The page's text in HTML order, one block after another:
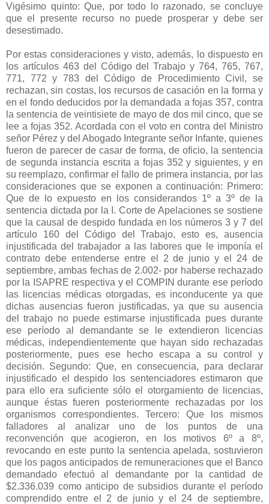
Vigésimo quinto: Que, por todo lo razonado, se concluye
que el presente recurso no puede prosperar y debe ser
desestimado.
Por estas consideraciones y visto, además, lo dispuesto en
los artículos 463 del Código del Trabajo y 764, 765, 767,
771, 772 y 783 del Código de Procedimiento Civil, se
rechazan, sin costas, los recursos de casación en la forma y
en el fondo deducidos por la demandada a fojas 357, contra
la sentencia de veintisiete de mayo de dos mil cinco, que se
lee a fojas 352. Acordada con el voto en contra del Ministro
señor Pérez y del Abogado Integrante señor Infante, quienes
fueron de parecer de casar de forma, de oficio, la sentencia
de segunda instancia escrita a fojas 352 y siguientes, y en
su reemplazo, confirmar el fallo de primera instancia, por las
consideraciones que se exponen a continuación: Primero:
Que de lo expuesto en los considerandos 1º a 3º de la
sentencia dictada por la I. Corte de Apelaciones se sostiene
que la causal de despido fundada en los números 3 y 7 del
artículo 160 del Código del Trabajo, esto es, ausencia
injustificada del trabajador a las labores que le imponía el
contrato debe entenderse entre el 2 de junio y el 24 de
septiembre, ambas fechas de 2.002- por haberse rechazado
por la ISAPRE respectiva y el COMPIN durante ese período
las licencias médicas otorgadas, es inconducente ya que
dichas ausencias fueron justificadas, ya que su ausencia
del trabajo no puede estimarse injustificada pues durante
ese período al demandante se le extendieron licencias
médicas, independientemente que hayan sido rechazadas
posteriormente, pues ese hecho escapa a su control y
decisión. Segundo: Que, en consecuencia, para declarar
injustificado el despido los sentenciadores estimaron que
para ello era suficiente sólo el otorgamiento de licencias,
aunque éstas fueren posteriormente rechazadas por los
organismos correspondientes. Tercero: Que los mismos
falladores al analizar uno de los puntos de una
reconvención que acogieron, en los motivos 6º a 8º,
revocando en este punto la sentencia apelada, sostuvieron
que los pagos anticipados de remuneraciones que el Banco
demandado efectuó al demandante por la cantidad de
$2.336.039 como anticipo de subsidios durante el período
comprendido entre el 2 de junio y el 24 de septiembre,